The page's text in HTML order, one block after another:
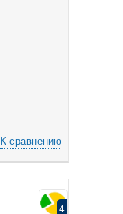
К сравнению
4